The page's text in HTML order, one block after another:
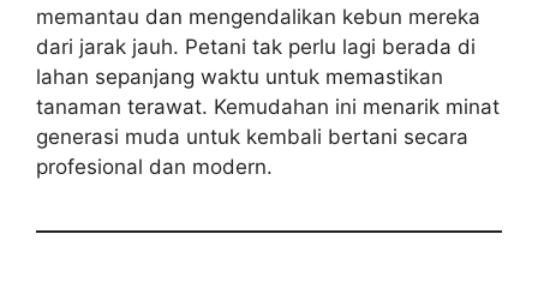
memantau dan mengendalikan kebun mereka
dari jarak jauh. Petani tak perlu lagi berada di
lahan sepanjang waktu untuk memastikan
tanaman terawat. Kemudahan ini menarik minat
generasi muda untuk kembali bertani secara
profesional dan modern.